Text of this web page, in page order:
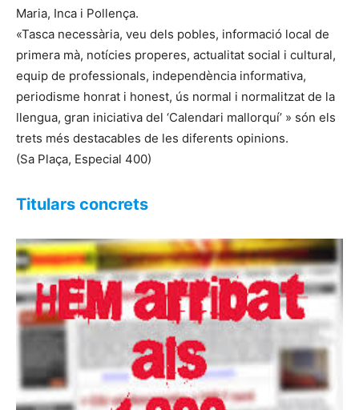
Maria, Inca i Pollença.
«Tasca necessària, veu dels pobles, informació local de
primera mà, notícies properes, actualitat social i cultural,
equip de professionals, independència informativa,
periodisme honrat i honest, ús normal i normalitzat de la
llengua, gran iniciativa del ‘Calendari mallorquí’ » són els
trets més destacables de les diferents opinions.
(Sa Plaça, Especial 400)
Titulars concrets